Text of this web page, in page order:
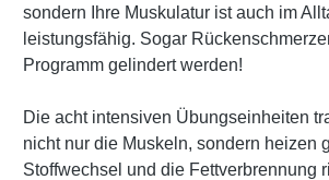
sondern Ihre Muskulatur ist auch im
leistungsfähig. Sogar
Programm gelindert werden!
Die acht intensiven Übungseinheiten
nicht nur die Muskeln, sondern heizen
Stoffwechsel und die Fettverbrennung